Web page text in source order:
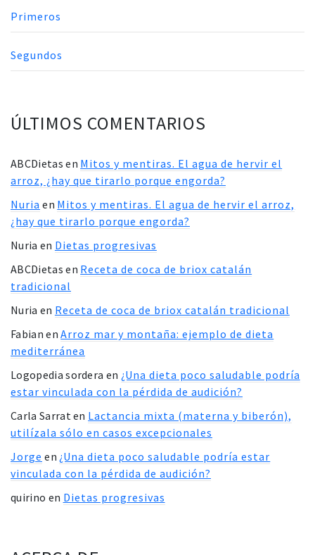
Primeros
Segundos
ÚLTIMOS COMENTARIOS
ABCDietas en Mitos y mentiras. El agua de hervir el
arroz, ¿hay que tirarlo porque engorda?
Nuria en Mitos y mentiras. El agua de hervir el arroz,
¿hay que tirarlo porque engorda?
Nuria en Dietas progresivas
ABCDietas en Receta de coca de briox catalán
tradicional
Nuria en Receta de coca de briox catalán tradicional
Fabian enArroz mar y montaña: ejemplo de dieta
mediterránea
Logopedia sordera en ¿Una dieta poco saludable podría
estar vinculada con la pérdida de audición?
Carla Sarraten Lactancia mixta (materna y biberón),
utilízala sólo en casos excepcionales
Jorge en ¿Una dieta poco saludable podría estar
vinculada con la pérdida de audición?
quirino en Dietas progresivas